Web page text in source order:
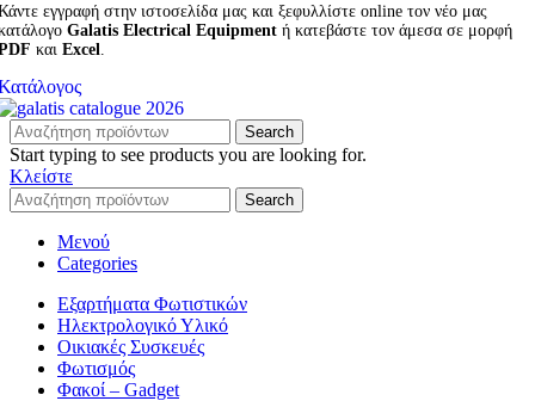
εγγραφή στην ιστοσελίδα μας και ξεφυλλίστε online τον νέο μας
Galatis Electrical Equipment ή κατεβάστε τον άμεσα σε μορφή
και Excel
Search
Start typing to see products you are looking for.
Κλείστε
Search
Μενού
Categories
Εξαρτήματα Φωτιστικών
Ηλεκτρολογικό Υλικό
Οικιακές Συσκευές
Φωτισμός
Φακοί – Gadget